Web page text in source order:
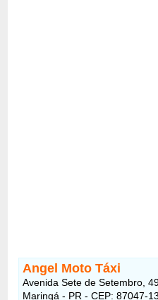
Angel Moto Táxi
Avenida Sete de Setembro,
Maringá - PR - CEP: 87047-